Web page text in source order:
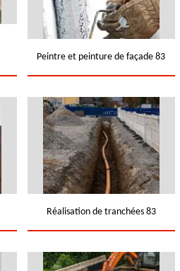
Peintre et peinture de façade 83
Réalisation de tranchées 83